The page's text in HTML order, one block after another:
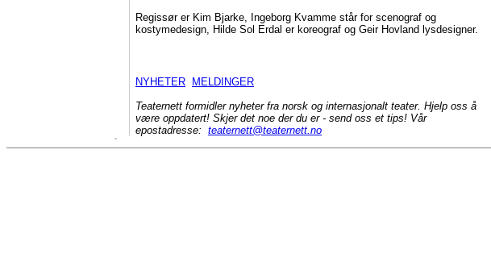
Regissør er Kim Bjarke, Ingeborg Kvamme står for scenograf og
kostymedesign, Hilde Sol Erdal er koreograf og Geir Hovland lysdesigner.
NYHETER
MELDINGER
Teaternett formidler nyheter fra norsk og internasjonalt teater. Hjelp oss å
være oppdatert! Skjer det noe der du er - send oss et tips! Vår
epostadresse: teaternett@teaternett.no